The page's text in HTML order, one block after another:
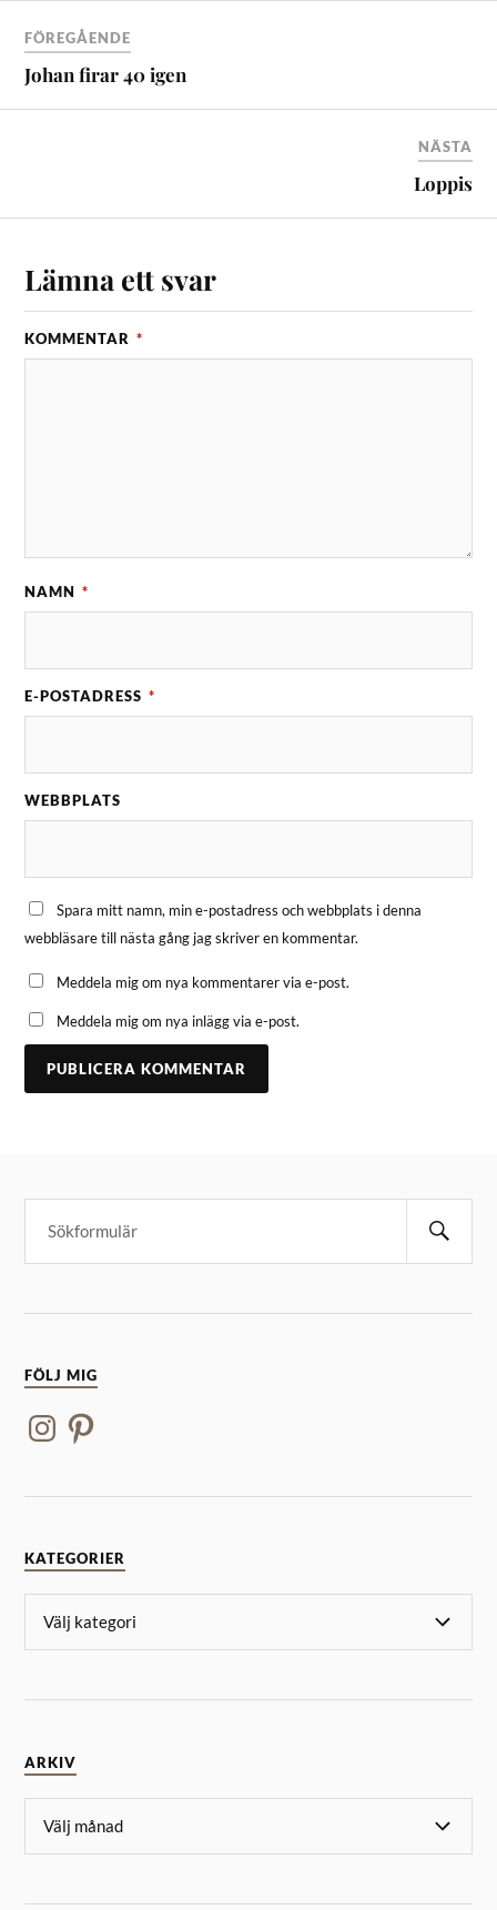
FÖREGÅENDE
Johan firar 40 igen
NÄSTA
Loppis
Lämna ett svar
KOMMENTAR *
NAMN *
E-POSTADRESS *
WEBBPLATS
Spara mitt namn, min e-postadress och webbplats i denna
webbläsare till nästa gång jag skriver en kommentar.
Meddela mig om nya kommentarer via e-post.
Meddela mig om nya inlägg via e-post.
FÖLJ MIG
KATEGORIER
ARKIV